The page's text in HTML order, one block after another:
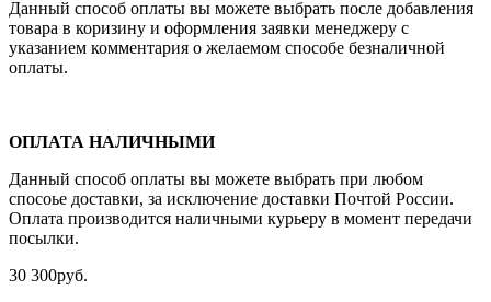
Данный способ оплаты вы можете выбрать после добавления
товара в коризину и оформления заявки менеджеру c
указанием комментария о желаемом способе безналичной
оплаты.
ОПЛАТА НАЛИЧНЫМИ
Данный способ оплаты вы можете выбрать при любом
спосоье доставки, за исключение доставки Почтой России.
Оплата производится наличными курьеру в момент передачи
посылки.
30 300руб.